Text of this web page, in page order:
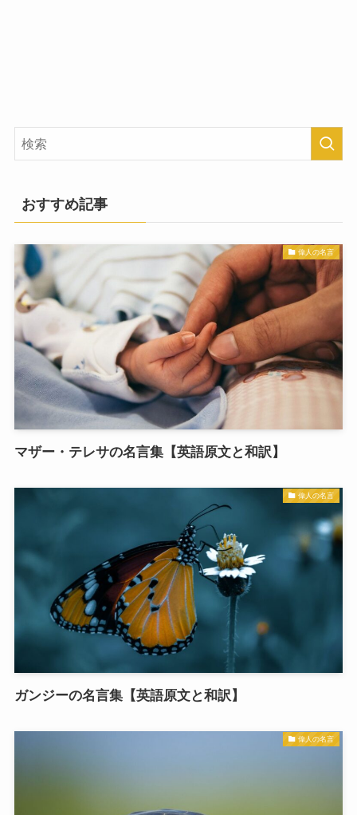
おすすめ記事
偉人の名言
マザー・テレサの名言集【英語原文と和訳】
偉人の名言
ガンジーの名言集【英語原文と和訳】
偉人の名言